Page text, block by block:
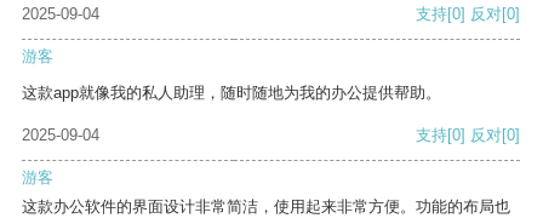
2025-09-04 支持[0] 反对[0]
游客
这款app就像我的私人助理，随时随地为我的办公提供帮助。
2025-09-04 支持[0] 反对[0]
游客
这款办公软件的界面设计非常简洁，使用起来非常方便。功能的布局也